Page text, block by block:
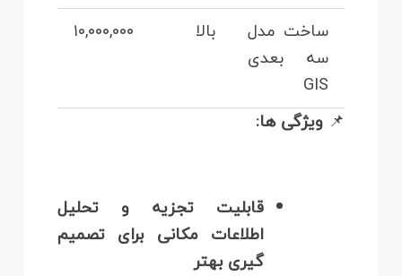
ساخت مدل
سه‌ بعدی
GIS
بالا ۱۰,۰۰۰,۰۰۰
📌 ویژگی‌ ها:
قابلیت تجزیه و تحلیل
اطلاعات مکانی برای تصمیم‌
گیری بهتر